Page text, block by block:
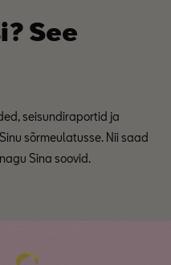
See
seisundiraportid ja
sõrmeulatusse. Nii saad
Sina soovid.